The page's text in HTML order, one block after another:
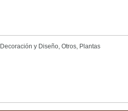
Decoración y Diseño, Otros, Plantas